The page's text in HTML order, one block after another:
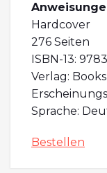
Hardcover
276 Seiten
ISBN-13:
Verlag:
Sprache:
Bestellen